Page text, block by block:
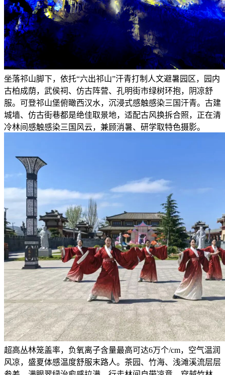
坐落祁山脚下，依托“六出祁山”汗青打制人文避暑园区，园内
古柏成荫，武侯祠、仿古阵营、孔明街市绿树环抱，阴凉舒
服。可登祁山堡俯瞰西汉水，沉浸式感触感染三国汗青。古建
城墙、仿古街巷都是绝佳取景地，适配古风换拆合照，正在清
冷林间感触感染三国风云，兼顾消暑、研学取特色摄影。
超高丛林笼盖率，负氧离子含量最高可达6万个/cm，空气温润
风凉，盛夏体感温度舒服末路人。茶园、竹海、浅滩溪流层层